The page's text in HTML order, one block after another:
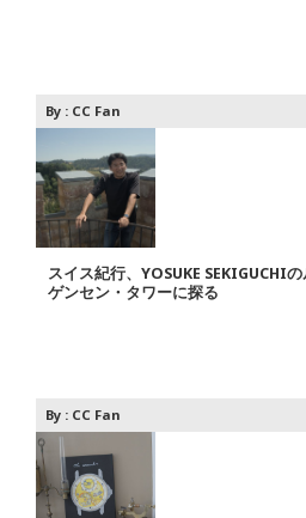
By : CC Fan
スイス紀行、YOSUKE SEKIGUCHI
ゲンセン・タワーに探る
By : CC Fan